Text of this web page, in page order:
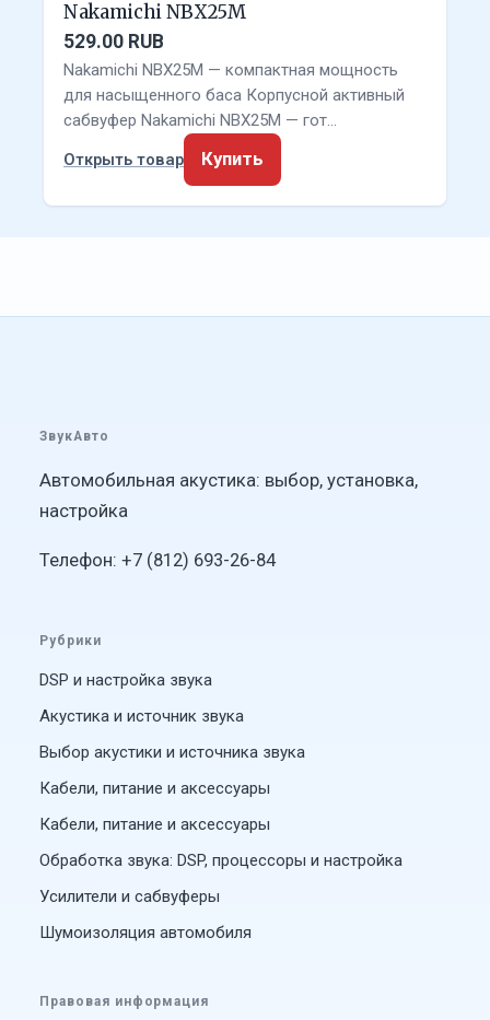
Nakamichi NBX25M
529.00 RUB
Nakamichi NBX25M — компактная мощность
для насыщенного баса Корпусной активный
сабвуфер Nakamichi NBX25M — гот…
Открыть товар
Купить
ЗвукАвто
Автомобильная акустика: выбор, установка,
настройка
Телефон: +7 (812) 693-26-84
Рубрики
DSP и настройка звука
Акустика и источник звука
Выбор акустики и источника звука
Кабели, питание и аксессуары
Кабели, питание и аксессуары
Обработка звука: DSP, процессоры и настройка
Усилители и сабвуферы
Шумоизоляция автомобиля
Правовая информация